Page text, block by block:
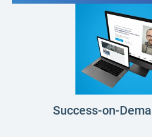
Success-on-